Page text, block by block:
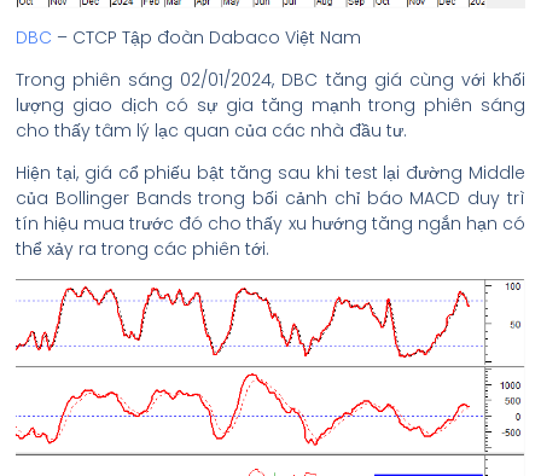
DBC – CTCP Tập đoàn Dabaco Việt Nam
Trong phiên sáng 02/01/2024, DBC tăng giá cùng với khối
lượng giao dịch có sự gia tăng mạnh trong phiên sáng
cho thấy tâm lý lạc quan của các nhà đầu tư.
Hiện tại, giá cổ phiếu bật tăng sau khi test lại đường Middle
của Bollinger Bands trong bối cảnh chỉ báo MACD duy trì
tín hiệu mua trước đó cho thấy xu hướng tăng ngắn hạn có
thể xảy ra trong các phiên tới.